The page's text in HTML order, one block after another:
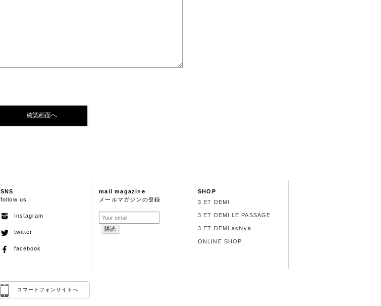
SNS
follow us !
Instagram
twitter
facebook
mail magazine
メールマガジンの登録
SHOP
3 ET DEMI
3 ET DEMI LE PASSAGE
3 ET DEMI ashiya
ONLINE SHOP
スマートフォンサイトへ